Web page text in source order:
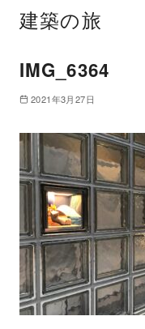
建築の旅
IMG_6364
2021年3月27日